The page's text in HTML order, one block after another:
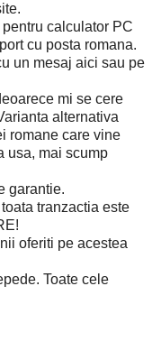
calculator PC
cu posta romana.
un mesaj aici sau pe
mi se cere
alternativa
romane care vine
usa, mai scump
garantie.
tranzactia este
oferiti pe acestea
Toate cele